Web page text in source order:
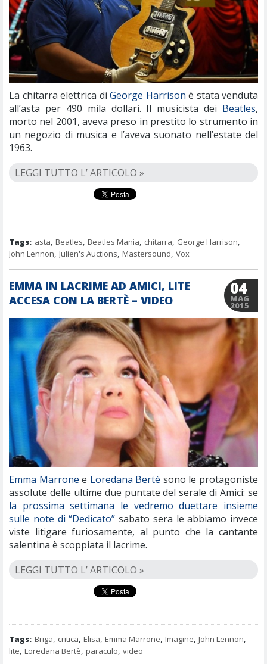
La chitarra elettrica di George Harrison è stata venduta
all’asta per 490 mila dollari. Il musicista dei Beatles,
morto nel 2001, aveva preso in prestito lo strumento in
un negozio di musica e l’aveva suonato nell’estate del
1963.
LEGGI TUTTO L’ ARTICOLO »
Tags: asta, Beatles, Beatles Mania, chitarra, George Harrison,
John Lennon, Julien's Auctions, Mastersound, Vox
EMMA IN LACRIME AD AMICI, LITE
ACCESA CON LA BERTÈ – VIDEO
04
MAG
2015
Emma Marrone e Loredana Bertè sono le protagoniste
assolute delle ultime due puntate del serale di Amici: se
la prossima settimana le vedremo duettare insieme
sulle note di “Dedicato” sabato sera le abbiamo invece
viste litigare furiosamente, al punto che la cantante
salentina è scoppiata il lacrime.
LEGGI TUTTO L’ ARTICOLO »
Tags: Briga, critica, Elisa, Emma Marrone, Imagine, John Lennon,
lite, Loredana Bertè, paraculo, video